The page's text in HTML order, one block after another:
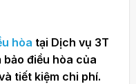
hòa tại Dịch vụ 3T
điều hòa của
tiết kiệm chi phí.